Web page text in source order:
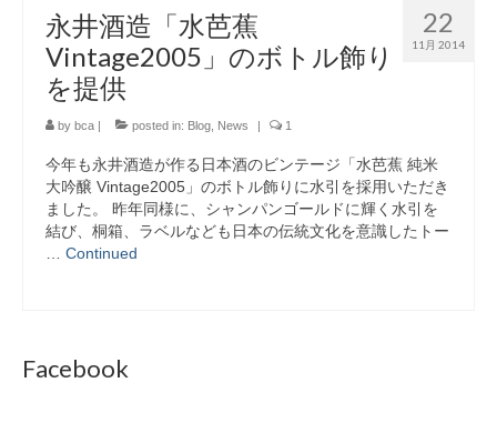
22
11月 2014
永井酒造「水芭蕉
Vintage2005」のボトル飾り
を提供
by bca | posted in: Blog News | 1
今年も永井酒造が作る日本酒のビンテージ「水芭蕉 純米
大吟醸 Vintage2005」のボトル飾りに水引を採用いただき
ました。 昨年同様に、シャンパンゴールドに輝く水引を
結び、桐箱、ラベルなども日本の伝統文化を意識したトー
Continued
Facebook